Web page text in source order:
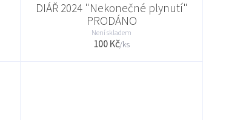
DIÁŘ 2024 "Nekonečné plynutí"
PRODÁNO
100 Kč/ks
Není skladem